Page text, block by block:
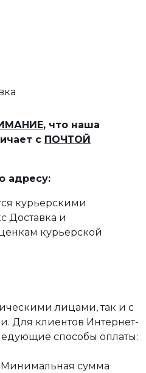
, что наша
с ПОЧТОЙ
адресу:
курьерскими
Доставка и
курьерской
лицами, так и с
Для клиентов Интернет-
способы оплаты:
Минимальная сумма